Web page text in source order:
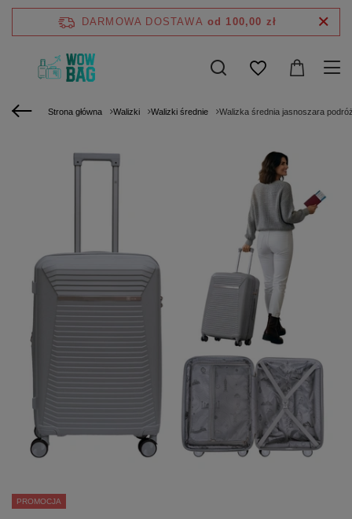
DARMOWA DOSTAWA od 100,00 zł
Strona główna Walizki Walizki średnie Walizka średnia jasnoszara
PROMOCJA